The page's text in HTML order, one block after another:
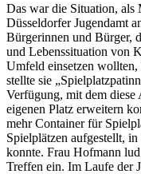
Das war die Situation,
Düsseldorfer Jugendamt
Bürgerinnen und Bürger,
und Lebenssituation von
Umfeld einsetzen
stellte sie
Verfügung, mit dem
eigenen Platz erweitern
mehr Container für
Spielplätzen aufgestellt,
konnte. Frau Hofmann
Treffen ein. Im Laufe der